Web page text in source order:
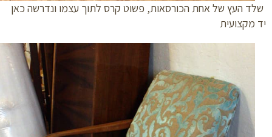
העץ של אחת הכורסאות, פשוט קרס לתוך עצמו ונדרשה כאן